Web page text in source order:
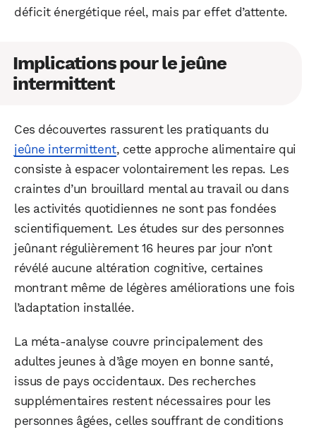
déficit énergétique réel, mais par effet d’attente.
Implications pour le jeûne
intermittent
Ces découvertes rassurent les pratiquants du
jeûne intermittent, cette approche alimentaire qui
consiste à espacer volontairement les repas. Les
craintes d’un brouillard mental au travail ou dans
les activités quotidiennes ne sont pas fondées
scientifiquement. Les études sur des personnes
jeûnant régulièrement 16 heures par jour n’ont
révélé aucune altération cognitive, certaines
montrant même de légères améliorations une fois
l’adaptation installée.
La méta-analyse couvre principalement des
adultes jeunes à d’âge moyen en bonne santé,
issus de pays occidentaux. Des recherches
supplémentaires restent nécessaires pour les
personnes âgées, celles souffrant de conditions